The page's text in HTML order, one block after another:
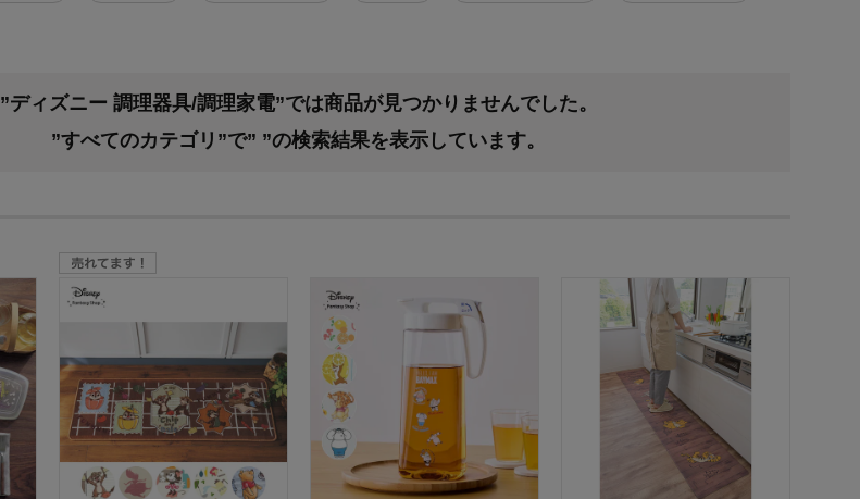
”ディズニー 調理器具/調理家電”では商品が見つかりませんでした。
”すべてのカテゴリ”で” ”の検索結果を表示しています。